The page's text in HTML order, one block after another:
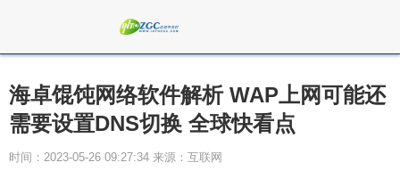
海卓馄饨网络软件解析 WAP上网可能还
需要设置DNS切换 全球快看点
时间：2023-05-26 09:27:34 来源：互联网